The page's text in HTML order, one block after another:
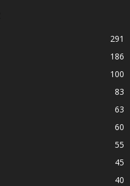
291
186
100
83
63
60
55
45
40